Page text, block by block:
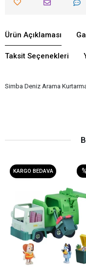
Ürün Açıklaması
Taksit Seçenekleri
Simba Deniz Arama
KARGO BEDAVA